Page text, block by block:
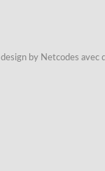
design by Netcodes avec